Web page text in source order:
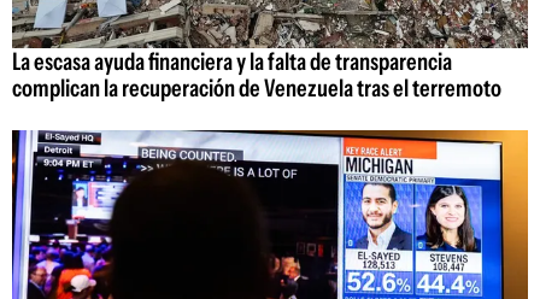
La escasa ayuda financiera y la falta de transparencia
complican la recuperación de Venezuela tras el terremoto